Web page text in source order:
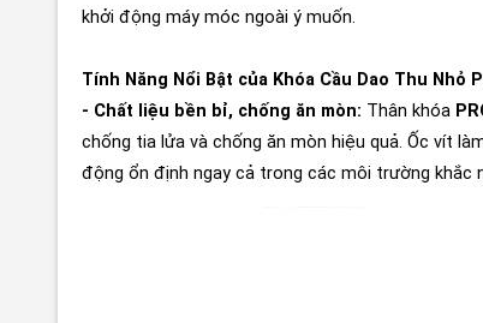
khởi động máy móc ngoài ý muốn.
Tính Năng Nổi Bật của Khóa Cầu Dao Thu Nhỏ
- Chất liệu bền bỉ, chống ăn mòn: Thân khóa
chống tia lửa và chống ăn mòn hiệu quả. Ốc vít
động ổn định ngay cả trong các môi trường khắc